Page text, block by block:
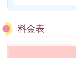
料金表